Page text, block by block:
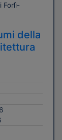
Forlì-
della